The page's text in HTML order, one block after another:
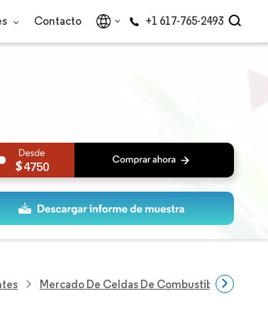
Contacto +1 617-765-2493
4750
Mercado De Celdas De Combustible De